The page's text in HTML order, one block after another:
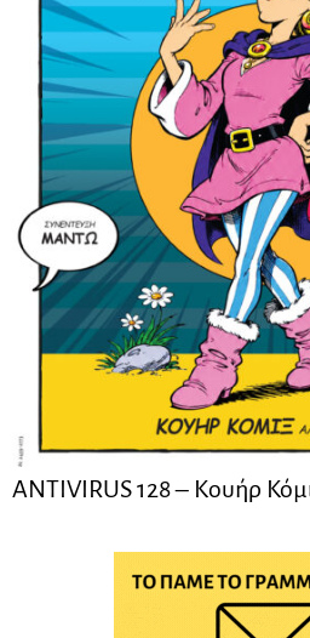
ANTIVIRUS 128 – Kουήρ